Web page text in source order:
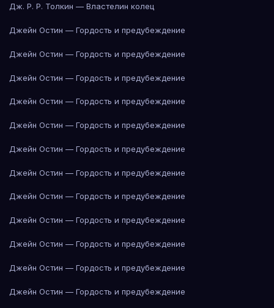
Дж. Р. Р. Толкин — Властелин колец
Джейн Остин — Гордость и предубеждение
Джейн Остин — Гордость и предубеждение
Джейн Остин — Гордость и предубеждение
Джейн Остин — Гордость и предубеждение
Джейн Остин — Гордость и предубеждение
Джейн Остин — Гордость и предубеждение
Джейн Остин — Гордость и предубеждение
Джейн Остин — Гордость и предубеждение
Джейн Остин — Гордость и предубеждение
Джейн Остин — Гордость и предубеждение
Джейн Остин — Гордость и предубеждение
Джейн Остин — Гордость и предубеждение